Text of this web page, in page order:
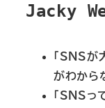
Jacky
「SNS
がわからな
「SNS